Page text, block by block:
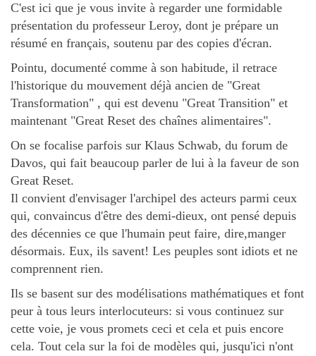
C'est ici que je vous invite à regarder une formidable
présentation du professeur Leroy, dont je prépare un
résumé en français, soutenu par des copies d'écran.
Pointu, documenté comme à son habitude, il retrace
l'historique du mouvement déjà ancien de "Great
Transformation" , qui est devenu "Great Transition" et
maintenant "Great Reset des chaînes alimentaires".
On se focalise parfois sur Klaus Schwab, du forum de
Davos, qui fait beaucoup parler de lui à la faveur de son
Great Reset.
Il convient d'envisager l'archipel des acteurs parmi ceux
qui, convaincus d'être des demi-dieux, ont pensé depuis
des décennies ce que l'humain peut faire, dire,manger
désormais. Eux, ils savent! Les peuples sont idiots et ne
comprennent rien.
Ils se basent sur des modélisations mathématiques et font
peur à tous leurs interlocuteurs: si vous continuez sur
cette voie, je vous promets ceci et cela et puis encore
cela. Tout cela sur la foi de modèles qui, jusqu'ici n'ont